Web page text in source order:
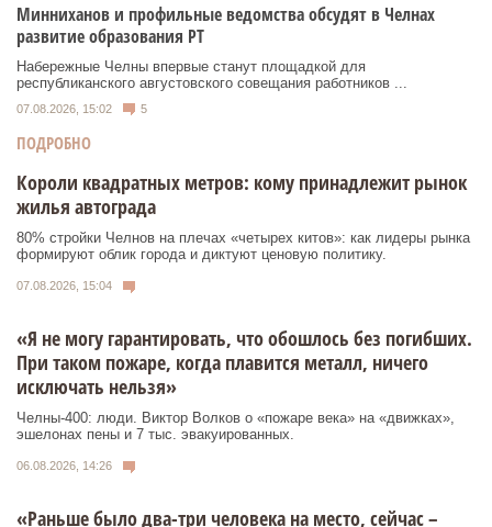
Минниханов и профильные ведомства обсудят в Челнах
развитие образования РТ
Набережные Челны впервые станут площадкой для
республиканского августовского совещания работников ...
07.08.2026, 15:02 5
ПОДРОБНО
Короли квадратных метров: кому принадлежит рынок
жилья автограда
80% стройки Челнов на плечах «четырех китов»: как лидеры рынка
формируют облик города и диктуют ценовую политику.
07.08.2026, 15:04
«Я не могу гарантировать, что обошлось без погибших.
При таком пожаре, когда плавится металл, ничего
исключать нельзя»
Челны-400: люди. Виктор Волков о «пожаре века» на «движках»,
эшелонах пены и 7 тыс. эвакуированных.
06.08.2026, 14:26
«Раньше было два-три человека на место, сейчас –